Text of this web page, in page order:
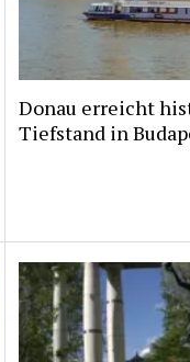
Donau erreicht
Tiefstand in